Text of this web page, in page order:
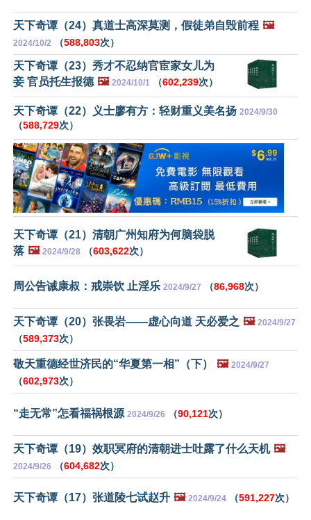
天下奇谭（24）真道士高深莫测，假徒弟自毁前程 🖼️
2024/10/2 （588,803次）
天下奇谭（23）秀才不忍纳官宦家女儿为
妾 官员托生报德 🖼️ 2024/10/1 （602,239次）
天下奇谭（22）义士廖有方：轻财重义美名扬 2024/9/30
（588,729次）
天下奇谭（21）清朝广州知府为何脑袋脱
落 🖼️ 2024/9/28 （603,622次）
周公告诫康叔：戒崇饮 止淫乐 2024/9/27 （86,968次）
天下奇谭（20）张畏岩——虚心向道 天必爱之 🖼️ 2024/9/27
（589,373次）
敬天重德经世济民的“华夏第一相”（下） 🖼️ 2024/9/27
（602,973次）
“走无常”怎看福祸根源 2024/9/26 （90,121次）
天下奇谭（19）效职冥府的清朝进士吐露了什么天机 🖼️
2024/9/26 （604,682次）
天下奇谭（17）张道陵七试赵升 🖼️ 2024/9/24 （591,227次）